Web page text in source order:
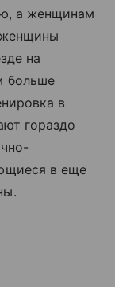
а женщинам
на
больше
в
гораздо
в еще